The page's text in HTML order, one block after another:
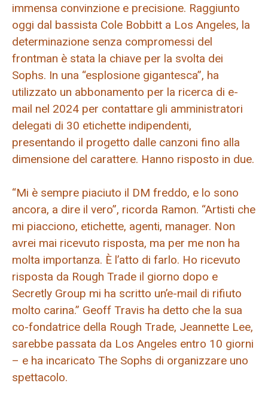
immensa convinzione e precisione. Raggiunto
oggi dal bassista Cole Bobbitt a Los Angeles, la
determinazione senza compromessi del
frontman è stata la chiave per la svolta dei
Sophs. In una “esplosione gigantesca”, ha
utilizzato un abbonamento per la ricerca di e-
mail nel 2024 per contattare gli amministratori
delegati di 30 etichette indipendenti,
presentando il progetto dalle canzoni fino alla
dimensione del carattere. Hanno risposto in due.
“Mi è sempre piaciuto il DM freddo, e lo sono
ancora, a dire il vero”, ricorda Ramon. “Artisti che
mi piacciono, etichette, agenti, manager. Non
avrei mai ricevuto risposta, ma per me non ha
molta importanza. È l’atto di farlo. Ho ricevuto
risposta da Rough Trade il giorno dopo e
Secretly Group mi ha scritto un’e-mail di rifiuto
molto carina.” Geoff Travis ha detto che la sua
co-fondatrice della Rough Trade, Jeannette Lee,
sarebbe passata da Los Angeles entro 10 giorni
– e ha incaricato The Sophs di organizzare uno
spettacolo.